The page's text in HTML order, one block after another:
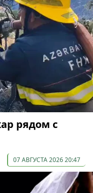
рядом с
07 АВГУСТА 2026 20:47